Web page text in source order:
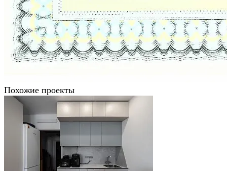
Похожие проекты